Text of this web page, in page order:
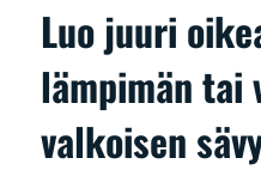
Luo juuri
lämpimän tai
valkoisen